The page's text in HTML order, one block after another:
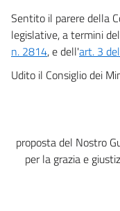
art. 12
art. 13
art. 14
art. 16
art. 17
Sentito il parere della
legislative, a termini
n. 2814, e dell'art. 3
Udito il Consiglio dei
proposta del Nostro
per la grazia e